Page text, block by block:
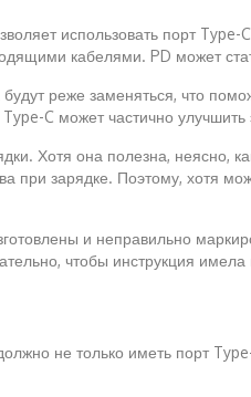
использовать порт Type-
кабелями. PD может
реже заменяться, что
C может частично улучшить
Хотя она полезна, неясно,
зарядке. Поэтому, хотя
и неправильно
чтобы инструкция имела
не только иметь порт